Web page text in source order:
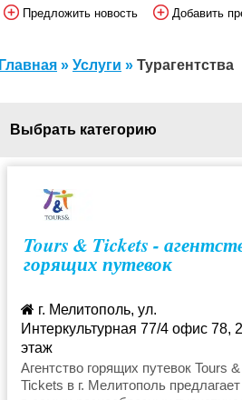
Предложить новость Добавить
Главная » Услуги » Турагентства
Выбрать категорию
Туры выходного дня в Европу
Горнолыжные туры
Tours & Tickets -
горящих путевок
г. Мелитополь, ул.
Интеркультурная 77/4 офис 78, 2
этаж
+38 068 068 57 57
mel.tat.ua@gmail.com
Агентство горящих путевок Tours &
Tickets в г. Мелитополь